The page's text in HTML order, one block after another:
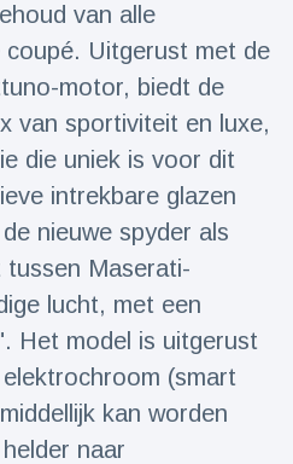
Bekeken
van alle
Uitgerust met de
motor, biedt de
van sportiviteit en luxe,
die uniek is voor dit
intrekbare glazen
nieuwe spyder als
Maserati-
lucht, met een
Het model is uitgerust
(smart
kan worden
naar